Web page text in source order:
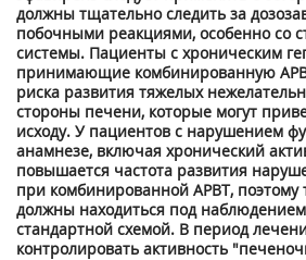
должны тщательно следить за
побочными реакциями, особенно со
системы. Пациенты с хроническим
принимающие комбинированную
риска развития тяжелых
стороны печени, которые могут
исходу. У пациентов с нарушением
анамнезе, включая хронический
повышается частота развития
при комбинированной АРВТ, поэтому
должны находиться под наблюдением
стандартной схемой. В период
контролировать активность